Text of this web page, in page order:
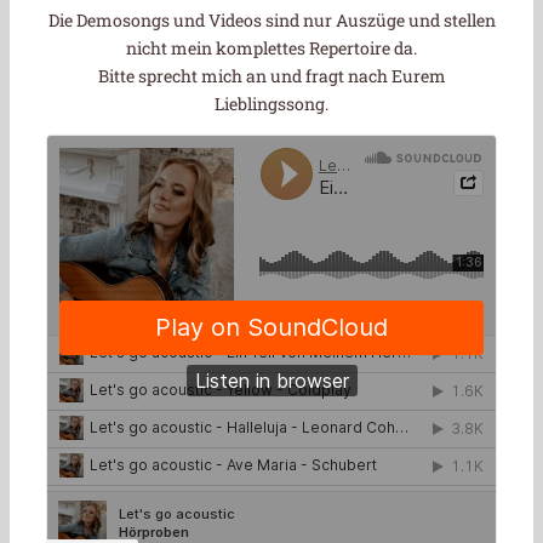
Die Demosongs und Videos sind nur Auszüge und stellen
nicht mein komplettes Repertoire da.
Bitte sprecht mich an und fragt nach Eurem
Lieblingssong.